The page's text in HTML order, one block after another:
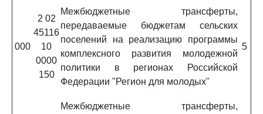
000
2 02
45116
10
0000
150
Межбюджетные трансферты,
передаваемые бюджетам сельских
поселений на реализацию программы
комплексного развития молодежной
политики в регионах Российской
Федерации "Регион для молодых"
5
Межбюджетные трансферты,